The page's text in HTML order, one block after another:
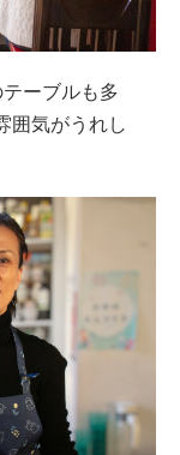
ーブルも多
囲気がうれし